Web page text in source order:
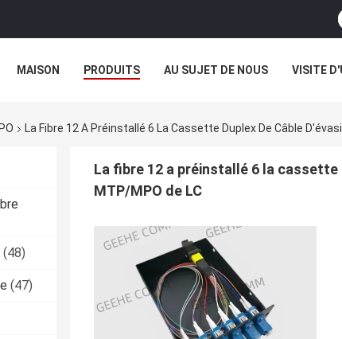
MAISON PRODUITS AU SUJET DE NOUS VISITE
La Fibre 12 A Préinstallé 6 La Cassette Duplex De Câble
(48)
(47)
La fibre 12 a préinstallé 6 la
MTP/MPO de LC